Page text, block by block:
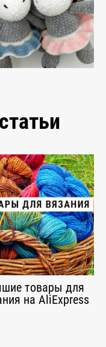
товары для
на AliExpress